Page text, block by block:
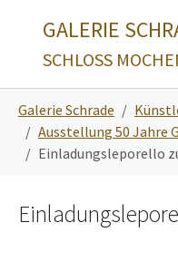
GALERIE
SCHLOSS
Galerie Schrade
Ausstellung 50 Jahre
Einladungsleporello